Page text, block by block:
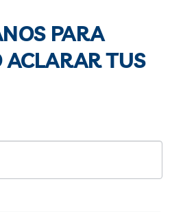
PARA
ACLARAR TUS